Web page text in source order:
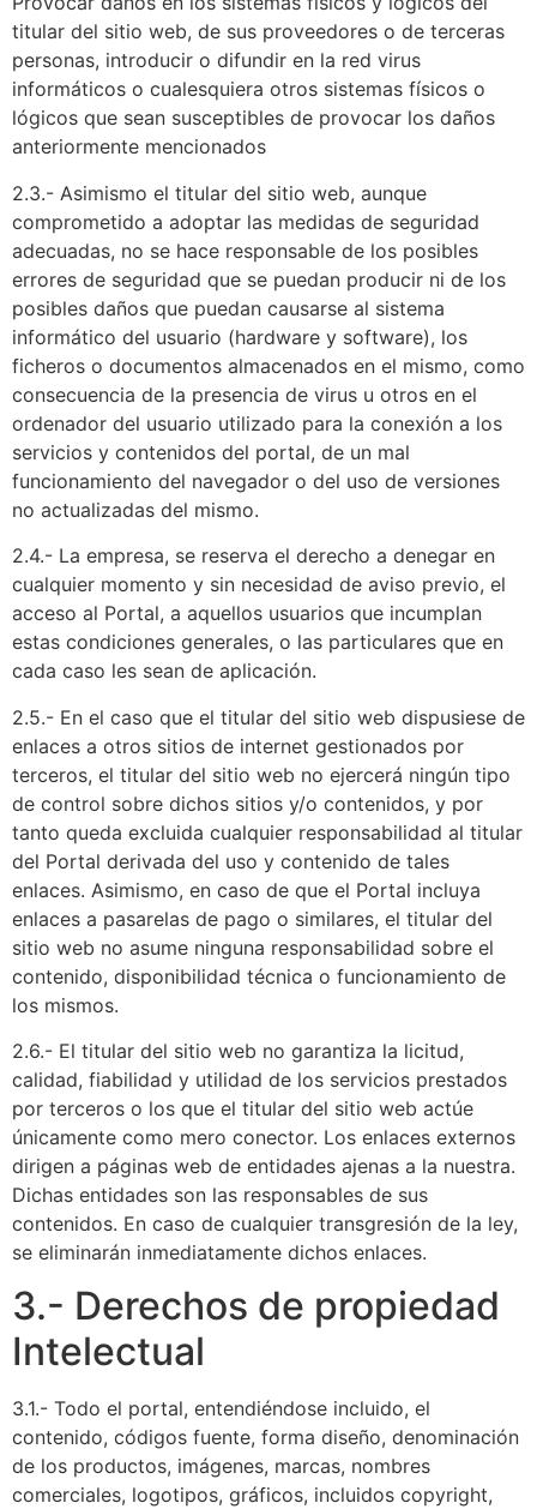
titular del sitio web, de sus proveedores o de terceras
personas, introducir o difundir en la red virus
informáticos o cualesquiera otros sistemas físicos o
lógicos que sean susceptibles de provocar los daños
anteriormente mencionados
2.3.- Asimismo el titular del sitio web, aunque
comprometido a adoptar las medidas de seguridad
adecuadas, no se hace responsable de los posibles
errores de seguridad que se puedan producir ni de los
posibles daños que puedan causarse al sistema
informático del usuario (hardware y software), los
ficheros o documentos almacenados en el mismo, como
consecuencia de la presencia de virus u otros en el
ordenador del usuario utilizado para la conexión a los
servicios y contenidos del portal, de un mal
funcionamiento del navegador o del uso de versiones
no actualizadas del mismo.
2.4.- La empresa, se reserva el derecho a denegar en
cualquier momento y sin necesidad de aviso previo, el
acceso al Portal, a aquellos usuarios que incumplan
estas condiciones generales, o las particulares que en
cada caso les sean de aplicación.
2.5.- En el caso que el titular del sitio web dispusiese de
enlaces a otros sitios de internet gestionados por
terceros, el titular del sitio web no ejercerá ningún tipo
de control sobre dichos sitios y/o contenidos, y por
tanto queda excluida cualquier responsabilidad al titular
del Portal derivada del uso y contenido de tales
enlaces. Asimismo, en caso de que el Portal incluya
enlaces a pasarelas de pago o similares, el titular del
sitio web no asume ninguna responsabilidad sobre el
contenido, disponibilidad técnica o funcionamiento de
los mismos.
2.6.- El titular del sitio web no garantiza la licitud,
calidad, fiabilidad y utilidad de los servicios prestados
por terceros o los que el titular del sitio web actúe
únicamente como mero conector. Los enlaces externos
dirigen a páginas web de entidades ajenas a la nuestra.
Dichas entidades son las responsables de sus
contenidos. En caso de cualquier transgresión de la ley,
se eliminarán inmediatamente dichos enlaces.
3.- Derechos de propiedad
Intelectual
3.1.- Todo el portal, entendiéndose incluido, el
contenido, códigos fuente, forma diseño, denominación
de los productos, imágenes, marcas, nombres
comerciales, logotipos, gráficos, incluidos copyright,